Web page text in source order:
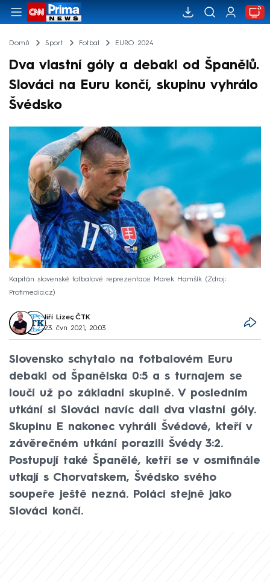
Domů Sport Fotbal EURO 2024
Dva vlastní góly a debakl od Španělů.
Slováci na Euru končí, skupinu vyhrálo
Švédsko
Kapitán slovenské fotbalové reprezentace Marek Hamšík
Zdroj:
Profimedia.cz
Jiří Lizec, ČTK
23. čvn 2021, 20:03
Slovensko schytalo na fotbalovém Euru
debakl od Španělska 0:5 a s turnajem se
loučí už po základní skupině. V posledním
utkání si Slováci navíc dali dva vlastní góly.
Skupinu E nakonec vyhráli Švédové, kteří v
závěrečném utkání porazili Švédy 3:2.
Postupují také Španělé, ketří se v osmifinále
utkají s Chorvatskem, Švédsko svého
soupeře ještě nezná. Poláci stejně jako
Slováci končí.